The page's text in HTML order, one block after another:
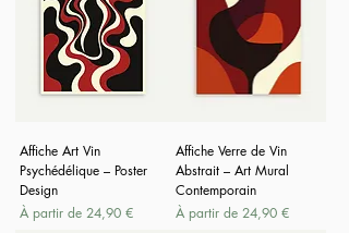
Affiche Art Vin
Psychédélique – Poster
Design
À partir de 24,90 €
Prix promotionnel
Affiche Verre de Vin
Abstrait – Art Mural
Contemporain
À partir de 24,90 €
Prix promotionnel